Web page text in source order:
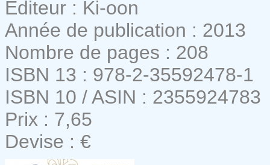
Editeur : Ki-oon
Année de publication : 2013
Nombre de pages : 208
ISBN 13 : 978-2-35592478-1
ISBN 10 / ASIN : 2355924783
Prix : 7,65
Devise : €